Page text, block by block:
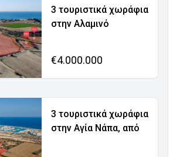
3 τουριστικά χωράφια
στην Αλαμινό
€4.000.000
3 τουριστικά χωράφια
στην Αγία Νάπα, από